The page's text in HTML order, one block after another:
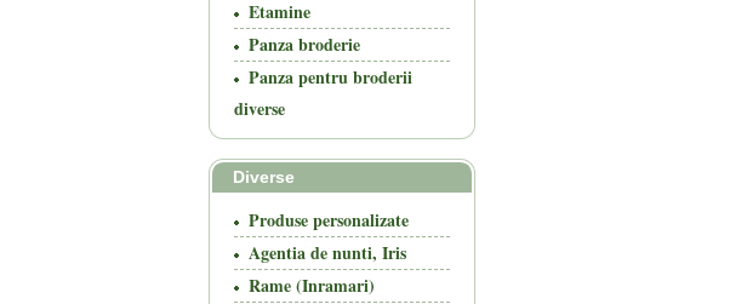
Etamine
Panza broderie
Panza pentru broderii
diverse
Diverse
Produse personalizate
Agentia de nunti, Iris
Rame (Inramari)